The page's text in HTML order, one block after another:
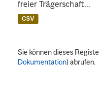
freier Trägerschaft...
CSV
Sie können dieses
Dokumentation) abrufen.